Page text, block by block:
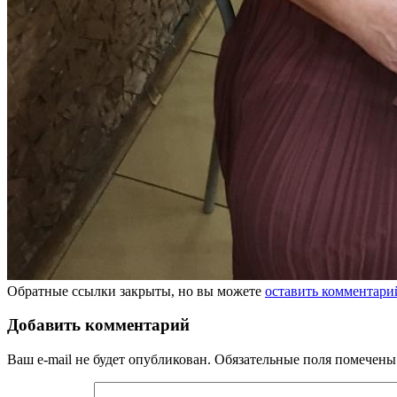
Обратные ссылки закрыты, но вы можете оставить
Добавить комментарий
Ваш e-mail не будет опубликован. Обязательные поля